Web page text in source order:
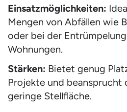
Einsatzmöglichkeiten:
Mengen von Abfällen wie
oder bei der
Wohnungen.
Stärken: Bietet genug
Projekte und beansprucht
geringe Stellfläche.